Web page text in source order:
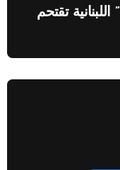
من بيروت إلى دبي…”Top Stop” اللبنانية تقتحم